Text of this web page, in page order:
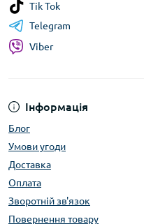
Інформація
Блог
Умови угоди
Доставка
Оплата
Зворотній зв'язок
Повернення товару
Tik Tok
Telegram
Viber